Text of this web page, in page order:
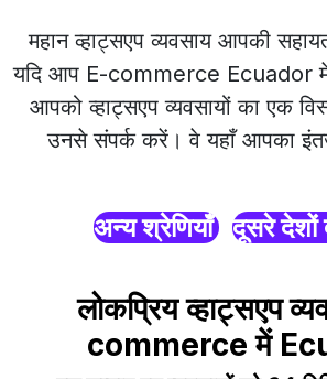
महान व्हाट्सएप व्यवसाय आपकी
यदि आप E-commerce Ecuador में
आपको व्हाट्सएप व्यवसायों का एक
उनसे संपर्क करें। वे यहाँ आपका
अन्य श्रेणियाँ दूसरे देशों
लोकप्रिय व्हाट्सएप
commerce में